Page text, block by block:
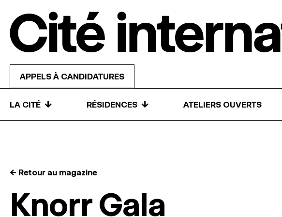
APPELS À CANDIDATURES
LA CITÉ ↓ RÉSIDENCES ↓ ATELIERS OUVERTS
← Retour au magazine
Knorr Gala